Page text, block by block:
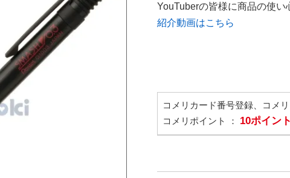
YouTuberの皆様に商品の使い
紹介動画はこちら
コメリカード番号登録、コメ
コメリポイント ： 10ポイン